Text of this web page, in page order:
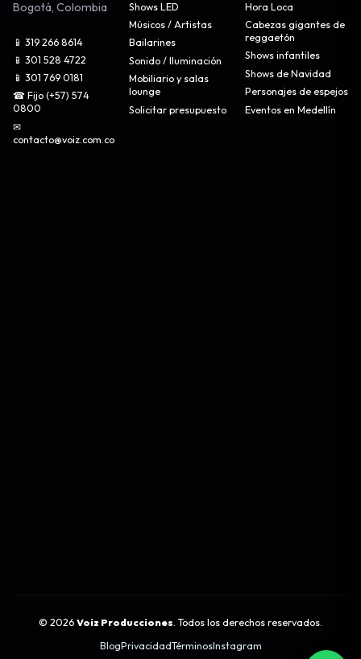
Bogotá, Colombia
📱 319 266 8614
📱 301 528 4722
📱 301 769 0181
☎ Fijo (+57) 574
0800
✉
contacto@voiz.com.co
Shows LED
Músicos / Artistas
Bailarines
Sonido / Iluminación
Mobiliario y salas
lounge
Solicitar presupuesto
Hora Loca
Cabezas gigantes de
reggaetón
Shows infantiles
Shows de Navidad
Personajes de espejos
Eventos en Medellín
© 2026 Voiz Producciones . Todos los derechos reservados.
BlogPrivacidadTérminosInstagram